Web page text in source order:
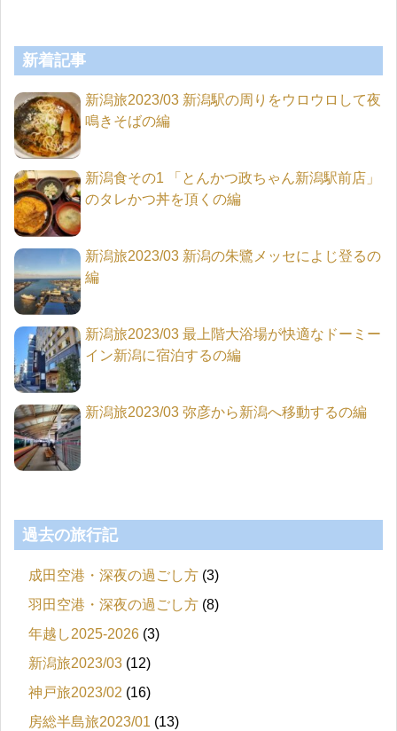
新着記事
新潟旅2023/03 新潟駅の周りをウロウロして夜
鳴きそばの編
新潟食その1 「とんかつ政ちゃん新潟駅前店」
のタレかつ丼を頂くの編
新潟旅2023/03 新潟の朱鷺メッセによじ登るの
編
新潟旅2023/03 最上階大浴場が快適なドーミー
イン新潟に宿泊するの編
新潟旅2023/03 弥彦から新潟へ移動するの編
過去の旅行記
成田空港・深夜の過ごし方 (3)
羽田空港・深夜の過ごし方 (8)
年越し2025-2026 (3)
新潟旅2023/03 (12)
神戸旅2023/02 (16)
房総半島旅2023/01 (13)